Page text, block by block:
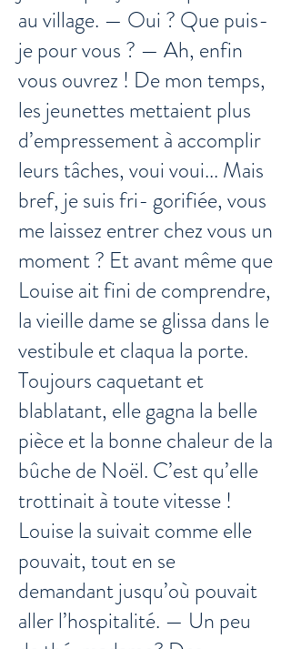
au village. — Oui ? Que puis-
je pour vous ? — Ah, enfin
vous ouvrez ! De mon temps,
les jeunettes mettaient plus
d’empressement à accomplir
leurs tâches, voui voui... Mais
bref, je suis fri- gorifiée, vous
me laissez entrer chez vous un
moment ? Et avant même que
Louise ait fini de comprendre,
la vieille dame se glissa dans le
vestibule et claqua la porte.
Toujours caquetant et
blablatant, elle gagna la belle
pièce et la bonne chaleur de la
bûche de Noël. C’est qu’elle
trottinait à toute vitesse !
Louise la suivait comme elle
pouvait, tout en se
demandant jusqu’où pouvait
aller l’hospitalité. — Un peu